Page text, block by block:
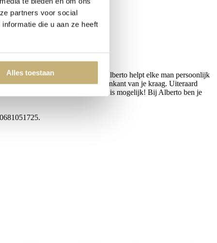
partners voor social
die u aan ze heeft
Alles toestaanALBERTO AXU staat. Alberto helpt elke man persoonlijk
van je jasje, en aan de binnenkant van je kraag. Uiteraard
of toch je trouwdatum, alles is mogelijk! Bij Alberto ben je